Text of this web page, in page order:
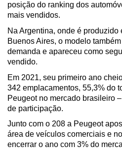
posição do ranking dos
mais vendidos.
Na Argentina, onde é produzido
Buenos Aires, o modelo
demanda e apareceu como
vendido.
Em 2021, seu primeiro ano
342 emplacamentos, 55,3% do
Peugeot no mercado brasileiro
de participação.
Junto com o 208 a Peugeot
área de veículos comerciais e
encerrar o ano com 3% do